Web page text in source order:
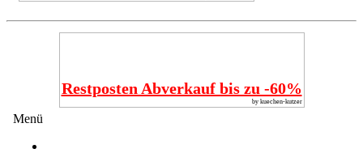
Restposten Abverkauf bis zu -60%
by kuechen-kutzer
Menü